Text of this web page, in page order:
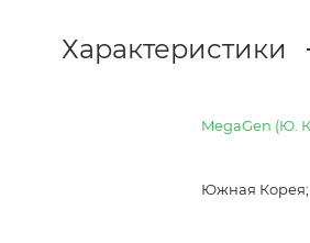
Характеристики
MegaGen (Ю.
Южная Корея;